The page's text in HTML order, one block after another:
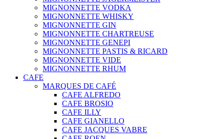
MIGNONNETTE VODKA
MIGNONNETTE WHISKY
MIGNONNETTE GIN
MIGNONNETTE CHARTREUSE
MIGNONNETTE GENEPI
MIGNONNETTE PASTIS & RICARD
MIGNONNETTE VIDE
MIGNONNETTE RHUM
CAFE
MARQUES DE CAFÉ
CAFE ALFREDO
CAFE BROSIO
CAFE ILLY
CAFE GIANELLO
CAFE JACQUES VABRE